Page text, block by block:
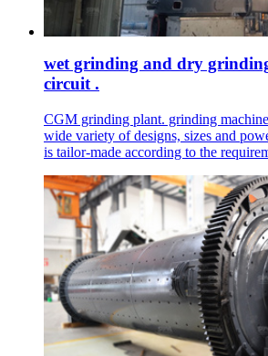
wet grinding and dry
circuit .
CGM grinding plant. grinding
wide variety of designs, sizes and
is tailor-made according to the